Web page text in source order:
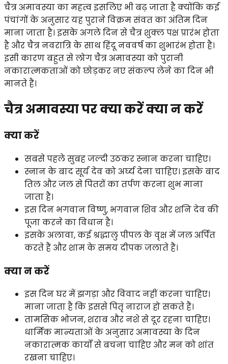
चैत्र अमावस्या का महत्व इसलिए भी बढ़ जाता है क्योंकि कई
पंचांगों के अनुसार यह पुराने विक्रम संवत का अंतिम दिन
माना जाता है। इसके अगले दिन से चैत्र शुक्ल पक्ष प्रारंभ होता
है और चैत्र नवरात्रि के साथ हिंदू नववर्ष का शुभारंभ होता है।
इसी कारण बहुत से लोग चैत्र अमावस्या को पुरानी
नकारात्मकताओं को छोड़कर नए संकल्प लेने का दिन भी
मानते हैं।
चैत्र अमावस्या पर क्या करें क्या न करें
क्या करें
सबसे पहले सुबह जल्दी उठकर स्नान करना चाहिए।
स्नान के बाद सूर्य देव को अर्घ्य देना चाहिए। इसके बाद
तिल और जल से पितरों का तर्पण करना शुभ माना
जाता है।
इस दिन भगवान विष्णु, भगवान शिव और शनि देव की
पूजा करने का विधान है।
इसके अलावा, कई श्रद्धालु पीपल के वृक्ष में जल अर्पित
करते हैं और शाम के समय दीपक जलाते हैं।
क्या न करें
इस दिन घर में झगड़ा और विवाद नहीं करना चाहिए।
माना जाता है कि इससे पितृ नाराज हो सकते हैं।
तामसिक भोजन, शराब और नशे से दूर रहना चाहिए।
धार्मिक मान्यताओं के अनुसार अमावस्या के दिन
नकारात्मक कार्यों से बचना चाहिए और मन को शांत
रखना चाहिए।